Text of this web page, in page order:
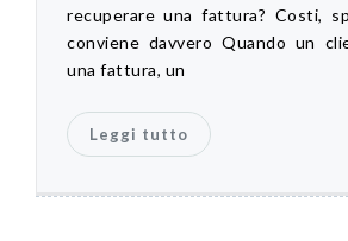
recuperare una fattura? Costi,
conviene davvero Quando un
una fattura, un
Leggi tutto